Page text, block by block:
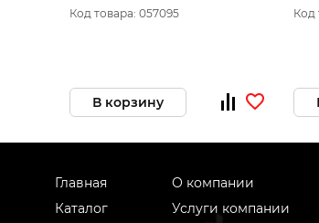
Код товара: 057095
В корзину
Код
Главная
Каталог
О компании
Услуги компании